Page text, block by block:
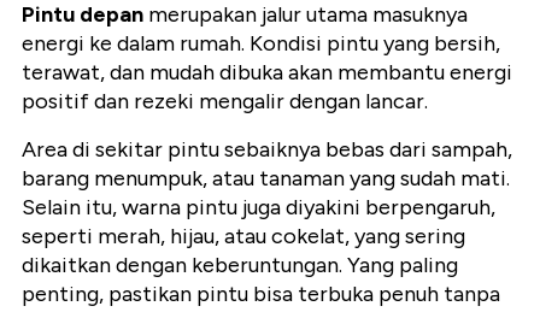
Pintu depan merupakan jalur utama masuknya
energi ke dalam rumah. Kondisi pintu yang bersih,
terawat, dan mudah dibuka akan membantu energi
positif dan rezeki mengalir dengan lancar.
Area di sekitar pintu sebaiknya bebas dari sampah,
barang menumpuk, atau tanaman yang sudah mati.
Selain itu, warna pintu juga diyakini berpengaruh,
seperti merah, hijau, atau cokelat, yang sering
dikaitkan dengan keberuntungan. Yang paling
penting, pastikan pintu bisa terbuka penuh tanpa